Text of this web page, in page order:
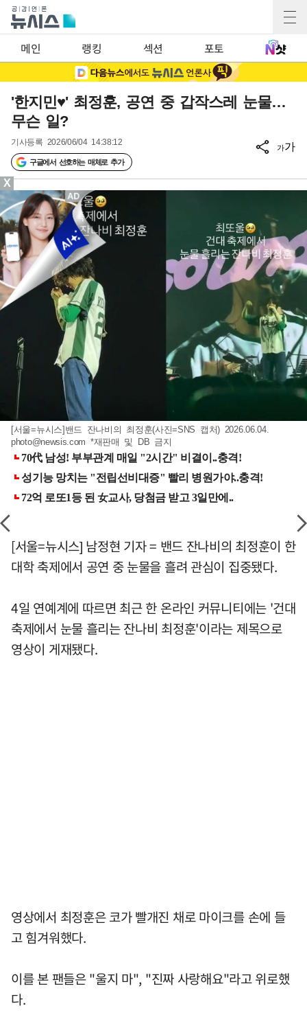
메인 랭킹 섹션 포토
'한지민♥' 최정훈, 공연 중 갑작스레 눈물…
무슨 일?
기사등록 2026/06/04 14:38:12
구글에서 선호하는 매체로 추가
가가
[서울=뉴시스]밴드 잔나비의 최정훈(사진=SNS 캡처) 2026.06.04.
photo@newsis.com *재판매 및 DB 금지
[서울=뉴시스] 남정현 기자 = 밴드 잔나비의 최정훈이 한
대학 축제에서 공연 중 눈물을 흘려 관심이 집중됐다.
4일 연예계에 따르면 최근 한 온라인 커뮤니티에는 '건대
축제에서 눈물 흘리는 잔나비 최정훈'이라는 제목으로
영상이 게재됐다.
영상에서 최정훈은 코가 빨개진 채로 마이크를 손에 들
고 힘겨워했다.
이를 본 팬들은 "울지 마", "진짜 사랑해요"라고 위로했
다.
X